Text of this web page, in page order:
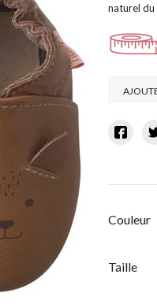
naturel du
Couleur
Taille